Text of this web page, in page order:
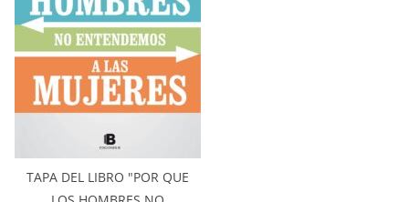
TAPA DEL LIBRO "POR QUE